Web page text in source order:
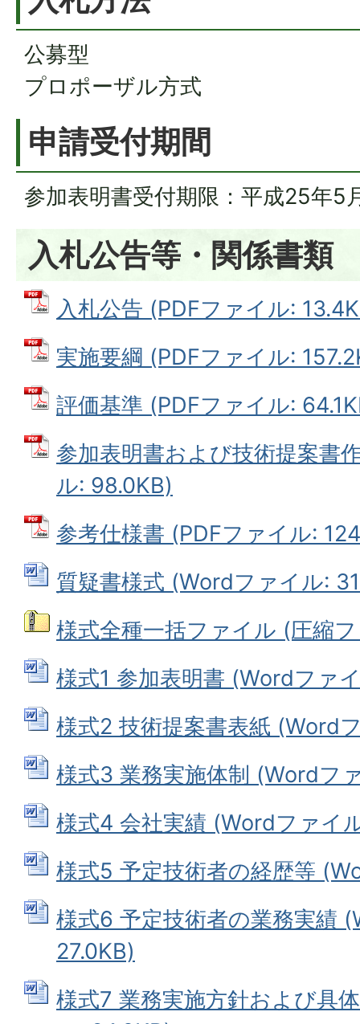
公募型
プロポーザル方式
申請受付期間
参加表明書受付期限：平成25年5
入札公告等・関係書類
入札公告 (PDFファイル:
実施要綱 (PDFファイル:
評価基準 (PDFファイル:
参加表明書および技術提案書
ル: 98.0KB)
参考仕様書 (PDFファイル:
質疑書様式 (Wordファイル:
様式全種一括ファイル (圧縮
様式1 参加表明書 (Wordファ
様式2 技術提案書表紙 (Word
様式3 業務実施体制 (Wordフ
様式4 会社実績 (Wordファイ
様式5 予定技術者の経歴等
様式6 予定技術者の業務実績
27.0KB)
様式7 業務実施方針および具